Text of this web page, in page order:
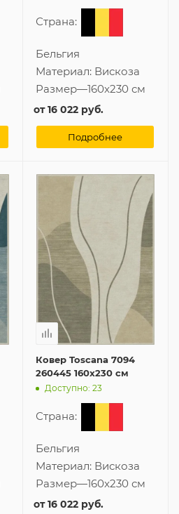
Страна:
Бельгия
Материал: Вискоза
Размер—160x230 см
от16 022 руб.
Подробнее
Ковер Toscana 7094
260445 160x230 см
Доступно: 23
Страна:
Бельгия
Материал: Вискоза
Размер—160x230 см
от16 022 руб.